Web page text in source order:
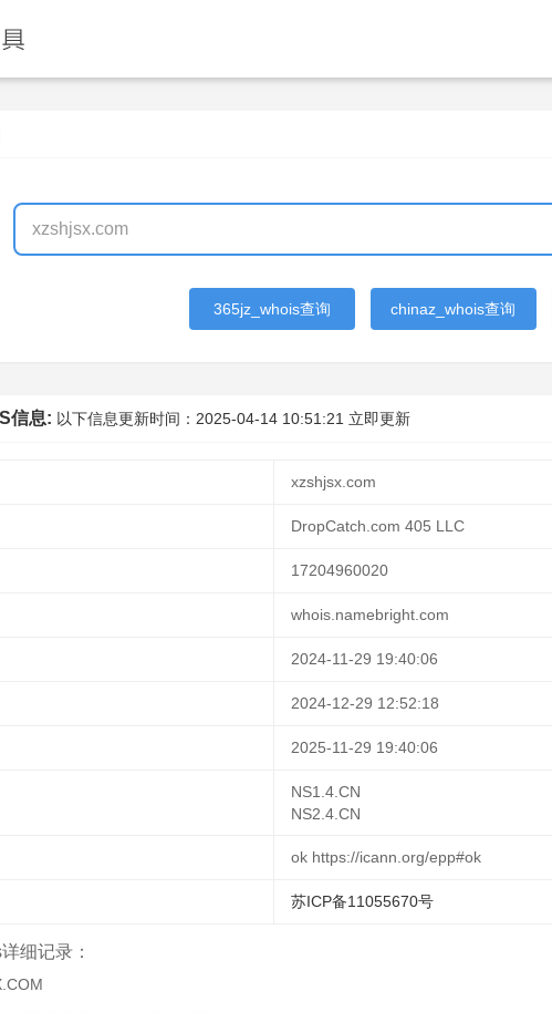
365jz_whois查询 chinaz_whois查询
信息: 以下信息更新时间： 2025-04-14 10:51:21 立即更新
xzshjsx.com
DropCatch.com 405 LLC
17204960020
whois.namebright.com
2024-11-29 19:40:06
2024-12-29 12:52:18
2025-11-29 19:40:06
NS1.4.CN
NS2.4.CN
ok https://icann.org/epp#ok
苏ICP备11055670号
细记录：